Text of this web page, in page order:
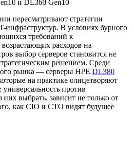
пересматривают стратегии
инфраструктур. В условиях бурного
требований к
расходов на
выбор серверов становится не
решением. Среди
рынка — серверы HPE DL380
на практике олицетворяют
против
выбрать, зависит не только от
как CIO и CTO видят будущее